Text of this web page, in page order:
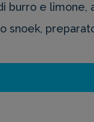
e limone,
snoek,